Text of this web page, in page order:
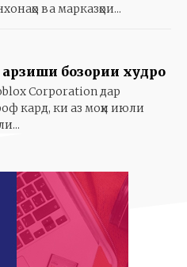
ва марказҳои...
бозории худро
Corporation дар
кард, ки аз моҳи июли